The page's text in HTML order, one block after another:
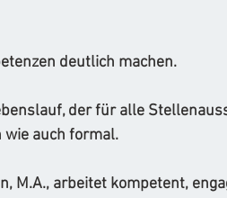
deutlich machen.
der für alle
auch formal.
M.A., arbeitet kompetent,